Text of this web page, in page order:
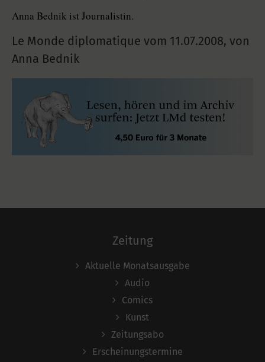
Anna Bednik ist Journalistin.
Le Monde diplomatique vom 11.07.2008, von
Anna Bednik
Zeitung
Aktuelle Monatsausgabe
Audio
Comics
Kunst
Zeitungsabo
Erscheinungstermine